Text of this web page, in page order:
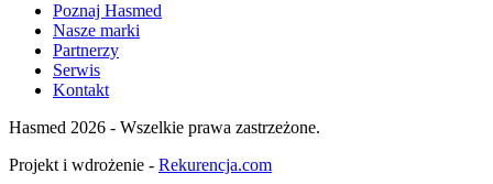
Poznaj Hasmed
Nasze marki
Partnerzy
Serwis
Kontakt
Hasmed 2026 - Wszelkie prawa zastrzeżone.
Projekt i wdrożenie - Rekurencja.com